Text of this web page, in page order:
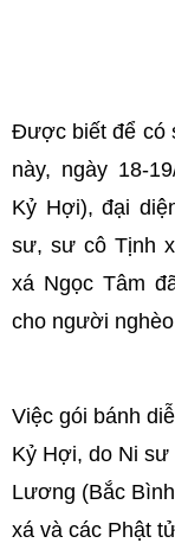
Được biết để có
này, ngày 18-
Kỷ Hợi), đại
sư, sư cô Tịnh
xá Ngọc Tâm
cho người
Việc gói bánh
Kỷ Hợi, do Ni sư
Lương (Bắc
xá và các Phật